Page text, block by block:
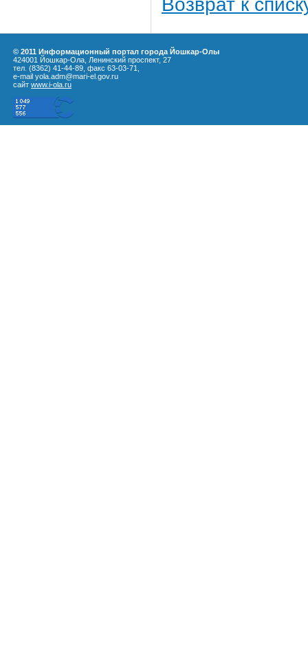
Возврат к
© 2011 Информационный портал города Йошкар-Олы
424001 Йошкар-Ола, Ленинский проспект, 27
тел. (8362) 41-44-89, факс 63-03-71,
e-mail yola.adm@mari-el.gov.ru
сайт www.i-ola.ru